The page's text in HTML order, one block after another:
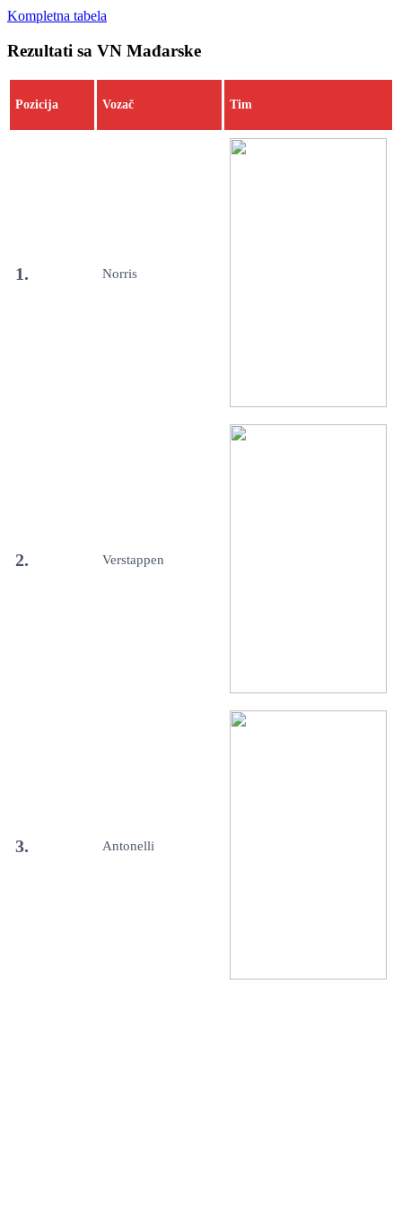
Kompletna tabela
Rezultati sa VN Mađarske
Pozicija Vozač Tim
1. Norris
2. Verstappen
3. Antonelli